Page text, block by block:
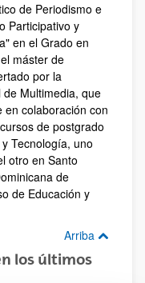
de Periodismo e
Participativo y
en el Grado en
máster de
por la
de Multimedia, que
colaboración con
de postgrado
Tecnología, uno
otro en Santo
de
de Educación y
Arriba
los últimos